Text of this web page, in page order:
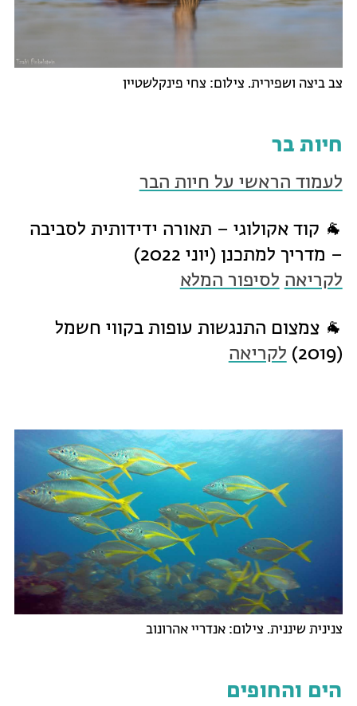
צב ביצה ושפירית. צילום: צחי פינקלשטיין
חיות בר
לעמוד הראשי על חיות הבר
🐐 קוד אקולוגי – תאורה ידידותית לסביבה
– מדריך למתכנן (יוני 2022)
לקריאה לסיפור המלא
🐐 צמצום התנגשות עופות בקווי חשמל
(2019)
לקריאה
צנינית שיננית. צילום: אנדריי אהרונוב
הים והחופים